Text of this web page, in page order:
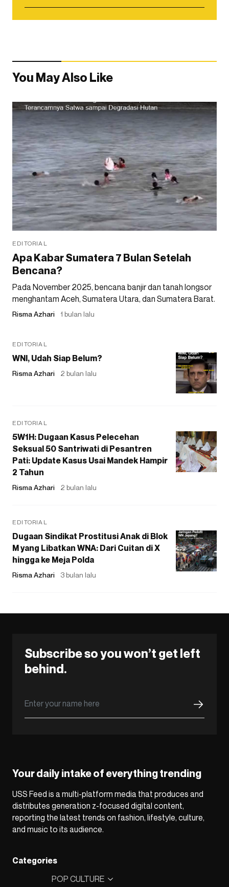
You May Also Like
EDITORIAL
Apa Kabar Sumatera 7 Bulan Setelah
Bencana?
Pada November 2025, bencana banjir dan tanah longsor
menghantam Aceh, Sumatera Utara, dan Sumatera Barat.
Risma Azhari 1 bulan lalu
EDITORIAL
WNI, Udah Siap Belum?
Risma Azhari 2 bulan lalu
EDITORIAL
5W1H: Dugaan Kasus Pelecehan
Seksual 50 Santriwati di Pesantren
Pati: Update Kasus Usai Mandek Hampir
2 Tahun
Risma Azhari 2 bulan lalu
EDITORIAL
Dugaan Sindikat Prostitusi Anak di Blok
M yang Libatkan WNA: Dari Cuitan di X
hingga ke Meja Polda
Risma Azhari 3 bulan lalu
Subscribe so you won’t get left
behind.
Your daily intake of everything trending
USS Feed is a multi-platform media that produces and
distributes generation z-focused digital content,
reporting the latest trends on fashion, lifestyle, culture,
and music to its audience.
Categories
POP CULTURE